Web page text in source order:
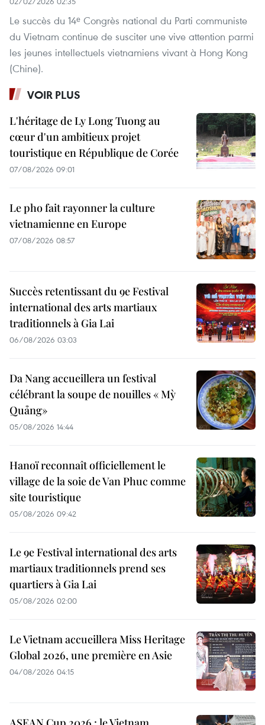
Le succès du 14ᵉ Congrès national du Parti communiste
du Vietnam continue de susciter une vive attention parmi
les jeunes intellectuels vietnamiens vivant à Hong Kong
(Chine).
VOIR PLUS
L'héritage de Ly Long Tuong au
cœur d'un ambitieux projet
touristique en République de Corée
07/08/2026 09:01
Le pho fait rayonner la culture
vietnamienne en Europe
07/08/2026 08:57
Succès retentissant du 9e Festival
international des arts martiaux
traditionnels à Gia Lai
06/08/2026 03:03
Da Nang accueillera un festival
célébrant la soupe de nouilles « Mỳ
Quảng»
05/08/2026 14:44
Hanoï reconnaît officiellement le
village de la soie de Van Phuc comme
site touristique
05/08/2026 09:42
Le 9e Festival international des arts
martiaux traditionnels prend ses
quartiers à Gia Lai
05/08/2026 02:00
Le Vietnam accueillera Miss Heritage
Global 2026, une première en Asie
04/08/2026 04:15